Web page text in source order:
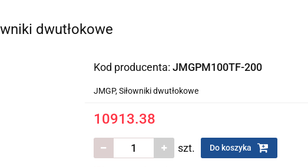
dwutłokowe
Kod producenta: JMGPM100TF-200
JMGP, Siłowniki dwutłokowe
10913.38
szt. Do koszyka